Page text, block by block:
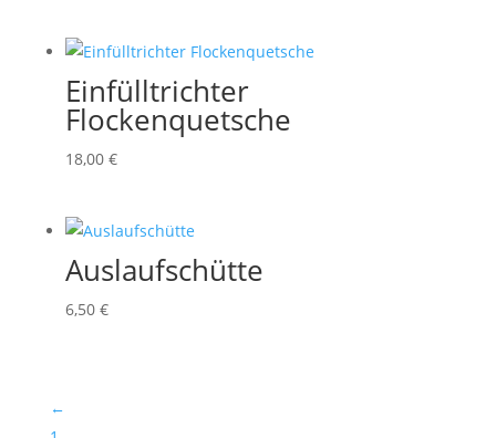
Einfülltrichter
Flockenquetsche
18,00 €
Auslaufschütte
6,50 €
←